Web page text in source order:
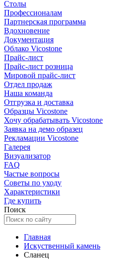
Столы
Профессионалам
Партнерская программа
Вдохновение
Документация
Облако Vicostone
Прайс-лист
Прайс-лист розница
Мировой прайс-лист
Отдел продаж
Наша команда
Отгрузка и доставка
Образцы Vicostone
Хочу обрабатывать Vicostone
Заявка на демо образец
Рекламации Vicostone
Галерея
Визуализатор
FAQ
Частые вопросы
Советы по уходу
Характеристики
Где купить
Поиск
Главная
Искуственный камень
Сланец